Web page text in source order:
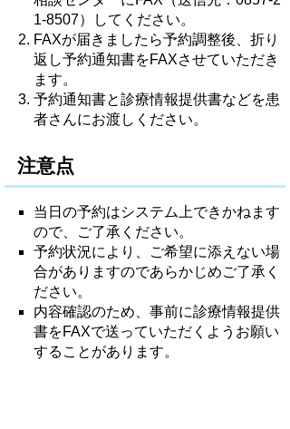
1-8507）してください。
FAXが届きましたら予約調整後、折り
返し予約通知書をFAXさせていただき
ます。
予約通知書と診療情報提供書などを患
者さんにお渡しください。
注意点
当日の予約はシステム上できかねます
ので、ご了承ください。
予約状況により、ご希望に添えない場
合がありますのであらかじめご了承く
ださい。
内容確認のため、事前に診療情報提供
書をFAXで送っていただくようお願い
することがあります。